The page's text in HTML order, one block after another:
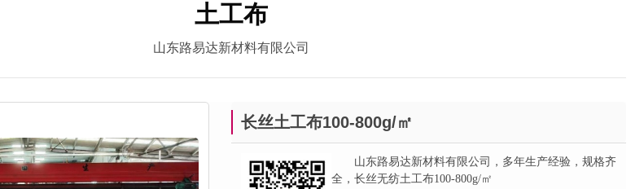
土工布
山东路易达新材料有限公司
长丝土工布100-800g/㎡
山东路易达新材料有限公司，多年生产经验，规格齐
全，长丝无纺土工布100-800g/㎡